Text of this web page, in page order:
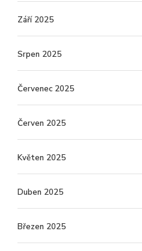
Září 2025
Srpen 2025
Červenec 2025
Červen 2025
Květen 2025
Duben 2025
Březen 2025